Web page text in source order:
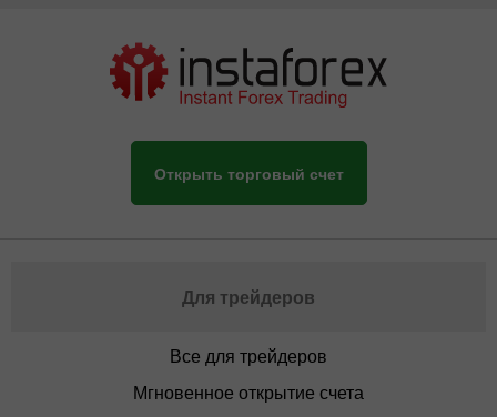
Открыть торговый счет
Для трейдеров
Все для трейдеров
Мгновенное открытие счета